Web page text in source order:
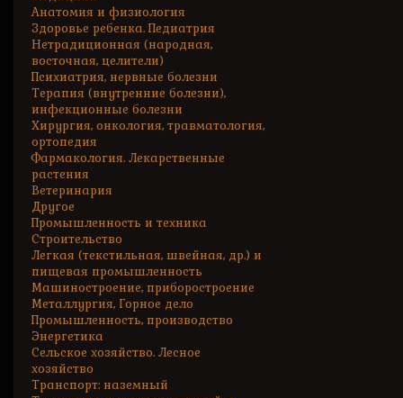
Анатомия и физиология
Здоровье ребенка. Педиатрия
Нетрадиционная (народная,
восточная, целители)
Психиатрия, нервные болезни
Терапия (внутренние болезни),
инфекционные болезни
Хирургия, онкология, травматология,
ортопедия
Фармакология. Лекарственные
растения
Ветеринария
Другое
Промышленность и техника
Строительство
Легкая (текстильная, швейная, др.) и
пищевая промышленность
Машиностроение, приборостроение
Металлургия, Горное дело
Промышленность, производство
Энергетика
Сельское хозяйство. Лесное
хозяйство
Транспорт: наземный